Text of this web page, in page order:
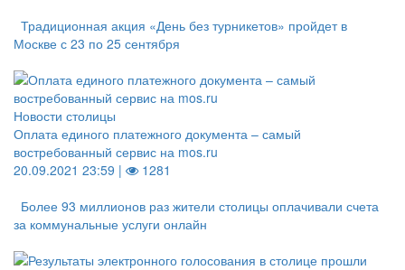
Традиционная акция «День без турникетов» пройдет в
Москве с 23 по 25 сентября
Новости столицы
Оплата единого платежного документа – самый
востребованный сервис на mos.ru
20.09.2021 23:59 |
1281
Более 93 миллионов раз жители столицы оплачивали счета
за коммунальные услуги онлайн